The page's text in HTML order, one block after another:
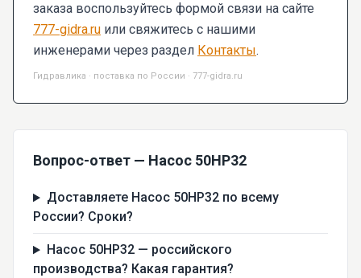
заказа воспользуйтесь формой связи на сайте
777-gidra.ru или свяжитесь с нашими
инженерами через раздел Контакты.
Гидравлика · поставка по России · 777-gidra.ru
Вопрос-ответ — Насос 50НР32
Доставляете Насос 50НР32 по всему
России? Сроки?
Насос 50НР32 — российского
производства? Какая гарантия?